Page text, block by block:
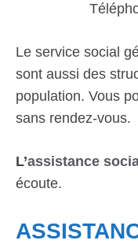
Le service social
sont aussi des
population. Vous
sans rendez-vous.
L’assistance
écoute.